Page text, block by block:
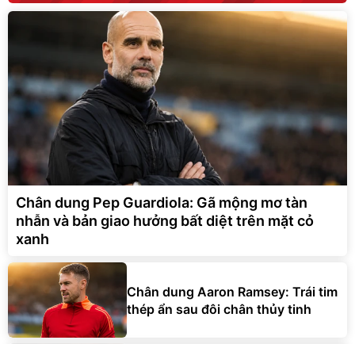
Chân dung Pep Guardiola: Gã mộng mơ tàn
nhẫn và bản giao hưởng bất diệt trên mặt cỏ
xanh
Chân dung Aaron Ramsey: Trái tim
thép ẩn sau đôi chân thủy tinh